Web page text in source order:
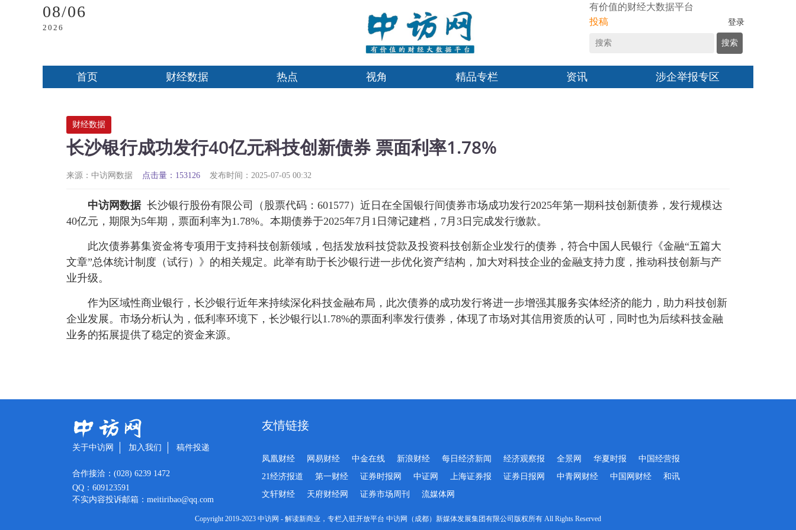
08/06
2026
有价值的财经大数据平台
投稿
登录
搜索
首页 财经数据 热点 视角 精品专栏 资讯 涉企举报专区
财经数据
长沙银行成功发行40亿元科技创新债券 票面利率1.78%
来源：中访网数据 点击量：153126 发布时间：2025-07-05 00:32
中访网数据长沙银行股份有限公司（股票代码：601577）近日在全国银行间债券市场成功发行2025年第一期科技创新债券，发行规模达
40亿元，期限为5年期，票面利率为1.78%。本期债券于2025年7月1日簿记建档，7月3日完成发行缴款。
此次债券募集资金将专项用于支持科技创新领域，包括发放科技贷款及投资科技创新企业发行的债券，符合中国人民银行《金融“五篇大
文章”总体统计制度（试行）》的相关规定。此举有助于长沙银行进一步优化资产结构，加大对科技企业的金融支持力度，推动科技创新与产
业升级。
作为区域性商业银行，长沙银行近年来持续深化科技金融布局，此次债券的成功发行将进一步增强其服务实体经济的能力，助力科技创新
企业发展。市场分析认为，低利率环境下，长沙银行以1.78%的票面利率发行债券，体现了市场对其信用资质的认可，同时也为后续科技金融
业务的拓展提供了稳定的资金来源。
关于中访网 加入我们 稿件投递
合作接洽：(028) 6239 1472
QQ：609123591
不实内容投诉邮箱：meitiribao@qq.com
友情链接
凤凰财经 网易财经 中金在线 新浪财经 每日经济新闻 经济观察报 全景网 华夏时报
中国经营报
21经济报道
第一财经 证券时报网 中证网 上海证券报 证券日报网 中青网财经 中国网财经
和讯
文轩财经
天府财经网 证券市场周刊 流媒体网
Copyright 2019-2023 中访网 - 解读新商业，专栏入驻开放平台 中访网（成都）新媒体发展集团有限公司版权所有 All Rights Reserved